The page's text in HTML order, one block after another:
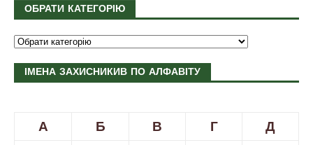
ОБРАТИ КАТЕГОРІЮ
ІМЕНА ЗАХИСНИКИВ ПО АЛФАВІТУ
А Б В Г
Д